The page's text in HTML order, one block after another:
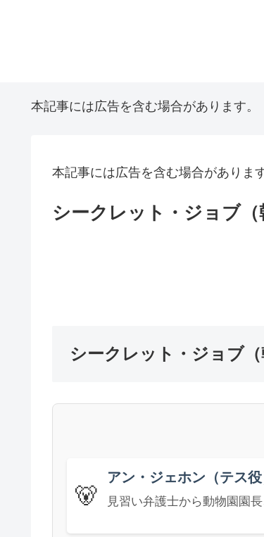
本記事には広告を含む場合があります。
本記事には広告を含む場合があります
シークレット・ジョブ
シークレット・ジョブ
🐻
アン・ジェホン（テス役
見習い弁護士から動物園園